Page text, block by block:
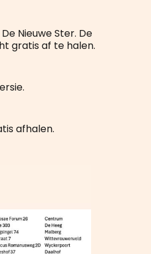
Nieuwe Ster. De
gratis af te halen.
afhalen.